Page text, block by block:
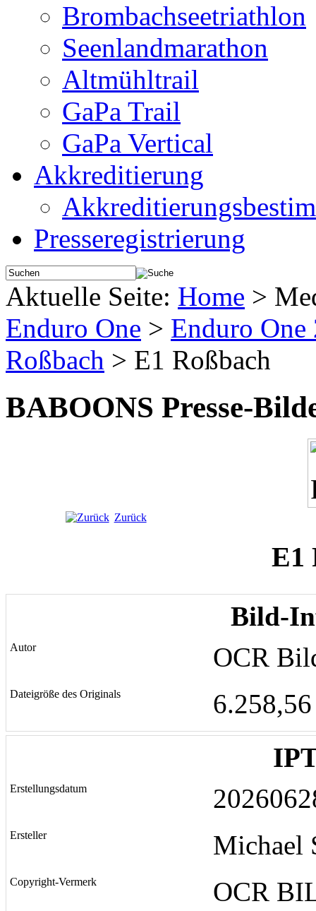
Brombachseetriathlon
Seenlandmarathon
Altmühltrail
GaPa Trail
GaPa Vertical
Akkreditierung
Presseregistrierung
Aktuelle Seite: Home >
Enduro One > Enduro One
Roßbach > E1 Roßbach
BABOONS Presse-
Zurück
E1
Bild-
Autor OCR
Dateigröße des Originals
Erstellungsdatum
Ersteller Michael
Copyright-Vermerk OCR